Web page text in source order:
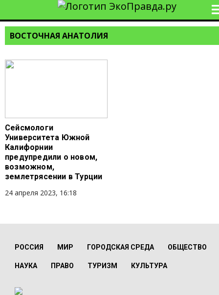
ВОСТОЧНАЯ АНАТОЛИЯ
Сейсмологи
Университета Южной
Калифорнии
предупредили о новом,
возможном,
землетрясении в Турции
24 апреля 2023, 16:18
РОССИЯ МИР ГОРОДСКАЯ СРЕДА ОБЩЕСТВО
НАУКА ПРАВО ТУРИЗМ КУЛЬТУРА